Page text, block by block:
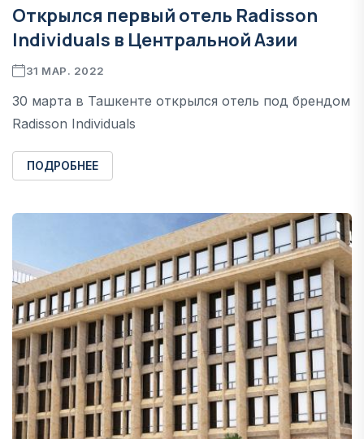
Открылся первый отель Radisson
Individuals в Центральной Азии
31 МАР. 2022
30 марта в Ташкенте открылся отель под брендом
Radisson Individuals
ПОДРОБНЕЕ